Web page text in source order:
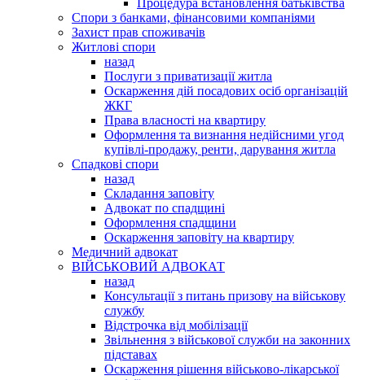
Процедура встановлення батьківства
Спори з банками, фінансовими компаніями
Захист прав споживачів
Житлові спори
назад
Послуги з приватизації житла
Оскарження дій посадових осіб організацій
ЖКГ
Права власності на квартиру
Оформлення та визнання недійсними угод
купівлі-продажу, ренти, дарування житла
Спадкові спори
назад
Складання заповіту
Адвокат по спадщині
Оформлення спадщини
Оскарження заповіту на квартиру
Медичний адвокат
ВІЙСЬКОВИЙ АДВОКАТ
назад
Консультації з питань призову на військову
службу
Відстрочка від мобілізації
Звільнення з військової служби на законних
підставах
Оскарження рішення військово-лікарської